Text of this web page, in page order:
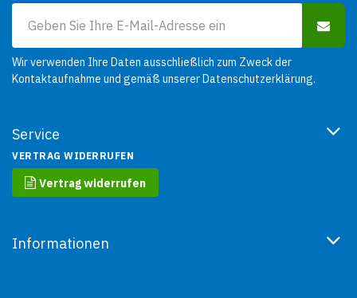
Service
VERTRAG WIDERRUFEN
Vertrag widerrufen
Informationen
Wir verwenden Ihre Daten ausschließlich zum Zweck der
Kontaktaufnahme und gemäß unsererDatenschutzerklärung.